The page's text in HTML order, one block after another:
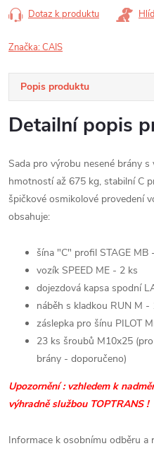
Dotaz k produktu
Značka:CAIS
Popis produktu
Detailní popis
Sada pro výrobu nesené brány
hmotností až 675 kg, stabilní C
špičkové osmikolové provedení
obsahuje:
šína "C" profil STAGE MB
vozík SPEED ME - 2 ks
dojezdová kapsa spodní
náběh s kladkou RUN M -
záslepka pro šínu PILOT
23 ks šroubů M10x25
brány - doporučeno)
Upozornění : vzhledem k
výhradně službou TOPTRANS !
Informace k osobnímu odběru a